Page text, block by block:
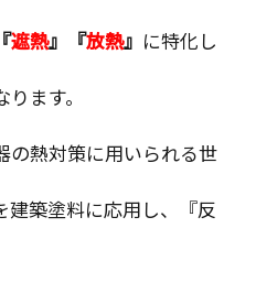
『遮熱』『放熱』 に特化し
ります。
の熱対策に用いられる世
建築塗料に応用し、『反